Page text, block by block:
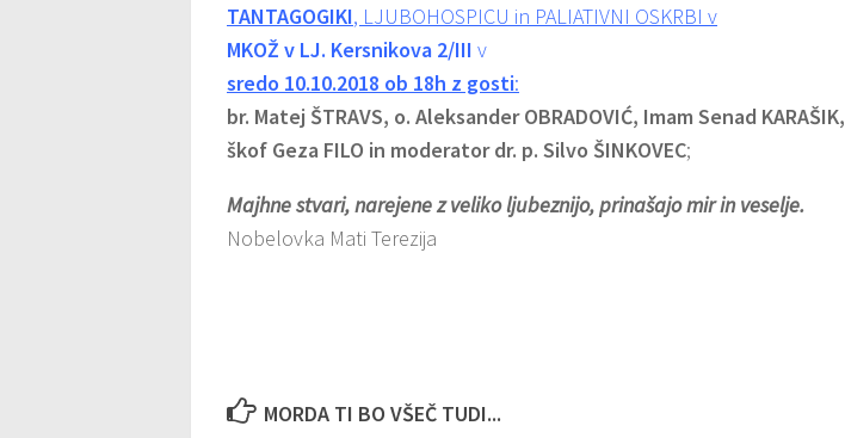
TANTAGOGIKI, LJUBOHOSPICU in PALIATIVNI OSKRBI v
MKOŽ v LJ. Kersnikova 2/III v
sredo 10.10.2018 ob 18h z gosti:
br. Matej ŠTRAVS, o. Aleksander OBRADOVIĆ, Imam Senad KARAŠIK,
škof Geza FILO in moderator dr. p. Silvo ŠINKOVEC;
Majhne stvari, narejene z veliko ljubeznijo, prinašajo mir in veselje.
Nobelovka Mati Terezija
MORDA TI BO VŠEČ TUDI...